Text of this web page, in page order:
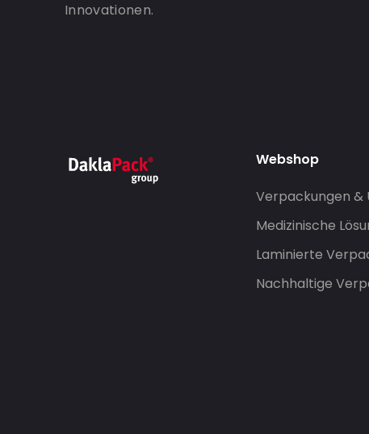
Innovationen.
Webshop
Verpackungen &
Medizinische
Laminierte
Nachhaltige